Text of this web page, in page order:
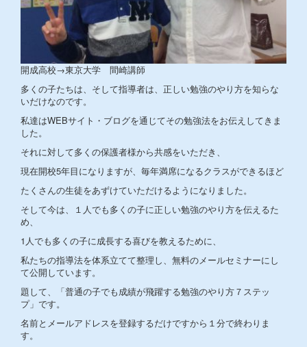
開成高校→東京大学 間崎講師
多くの子たちは、そして指導者は、正しい勉強のやり方を知らな
いだけなのです。
私達はWEBサイト・ブログを通じてその勉強法をお伝えしてきま
した。
それに対して多くの保護者様から共感をいただき、
現在開校5年目になりますが、毎年満席になるクラスができるほど
たくさんの生徒をあずけていただけるようになりました。
そして今は、１人でも多くの子に正しい勉強のやり方を伝えるた
め、
1人でも多くの子に成長する喜びを教えるために、
私たちの指導法を体系立てて整理し、無料のメールセミナーにし
て公開しています。
題して、「普通の子でも成績が飛躍する勉強のやり方７ステッ
プ」です。
名前とメールアドレスを登録するだけですから１分で終わりま
す。